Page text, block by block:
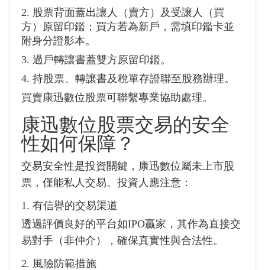
2. 股票背面蓋出讓人（賣方）及受讓人（買
方）原留印鑑；買方若為新戶，需填印鑑卡並
附身分證影本。
3. 過戶轉讓書蓋雙方原留印鑑。
4. 持股票、轉讓書及稅單存證聯至股務辦理。
買賣康迅數位股票可聯繫專業協助處理。
康迅數位股票交易的安全
性如何保障？
交易安全性是投資關鍵，康迅數位屬未上市股
票，僅能私人交易。投資人應注意：
1. 有信譽的交易渠道
透過評價良好的平台如IPO贏家，其作為直接交
易對手（非仲介），確保真實性與合法性。
2. 風險防範措施